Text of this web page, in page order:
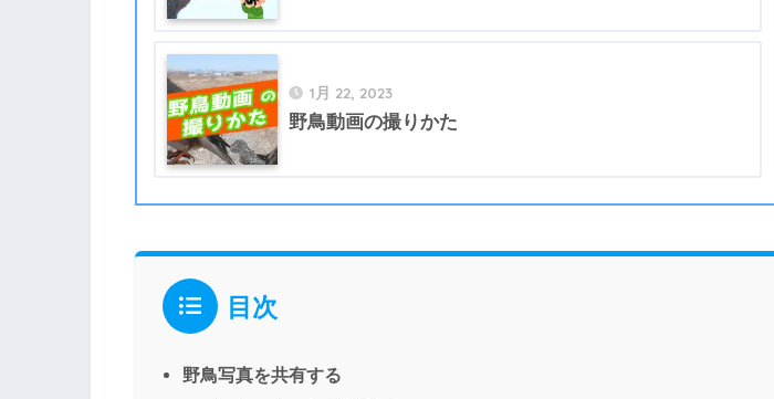
1月 22, 2023
野鳥動画の撮りかた
目次
野鳥写真を共有する